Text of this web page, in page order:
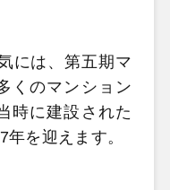
には、第五期マ
くのマンション
時に建設された
年を迎えます。